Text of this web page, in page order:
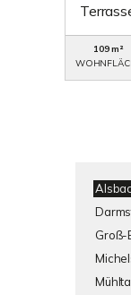
109 m²
Groß-